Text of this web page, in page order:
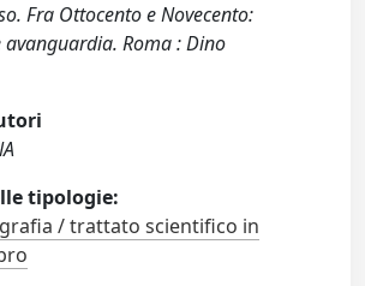
Fra Ottocento e Novecento:
Roma : Dino
tipologie:
/ trattato scientifico in